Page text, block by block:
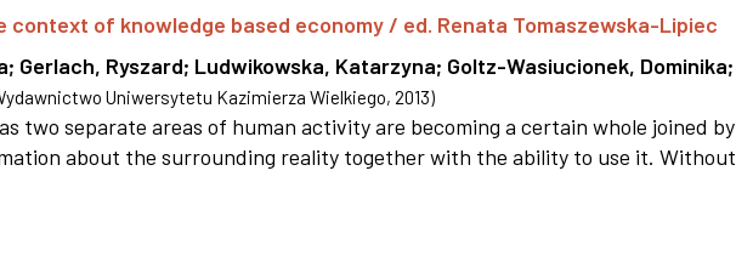
context of knowledge based economy / ed. Renata Tomaszewska-Lipiec
; Gerlach, Ryszard; Ludwikowska, Katarzyna; Goltz-Wasiucionek, Dominika;
Uniwersytetu Kazimierza Wielkiego, 2013)
two separate areas of human activity are becoming a certain whole joined by
about the surrounding reality together with the ability to use it. Without